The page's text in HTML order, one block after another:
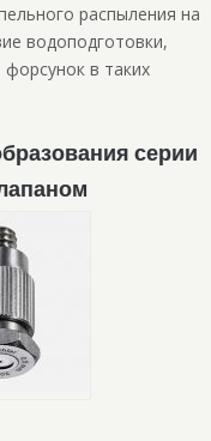
распыления на
водоподготовки,
в таких
серии